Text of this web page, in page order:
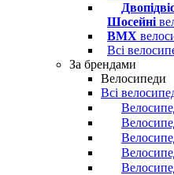
Шосейні
BMX
Всі
За брендами
Велосипеди
Всі